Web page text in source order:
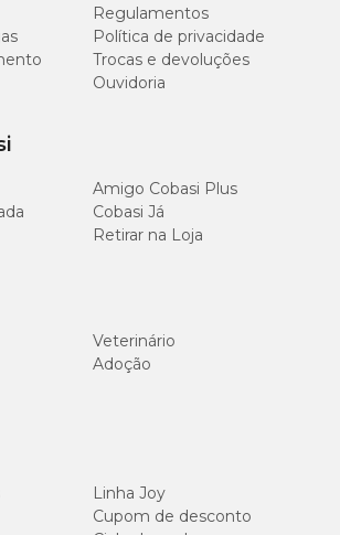
figurinhas?
possui formato fechado de 232 x 270 mm,
capa.
Regulamentos
Política de privacidade
Trocas e devoluções
Ouvidoria
Amigo Cobasi Plus
Cobasi Já
Retirar na Loja
Veterinário
Adoção
Linha Joy
Cupom de desconto